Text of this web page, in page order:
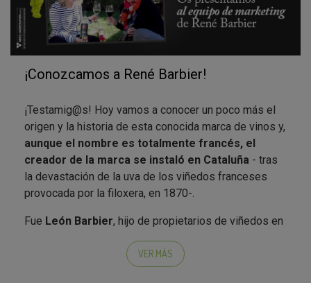
La gama Selección de René Barbier
barrica de roble americano y embotellado durante
mínimo 24 meses; un Crianzade 9 meses en barrica
de roble americano; un Cabernet Sauvignon joven
ganador de 2 Premios Zarcillo; y unblanco
Chardonnaycon aromas frutales y un fondo de notas
de miel.
En elFacebookde los vinos René Barbier podréis
encontrarvídeos y publicaciones muy interesantes
sobre la marca y sus productos, como por ejemplo
una guía de los clásicos de la bodega, los sorteos
maridajes, entre muchas otras cositas curiosas y de
¡Conozcamos a René Barbier!
¡Testamig@s! Hoy vamos a conocer un poco más el
origen y la historia de esta conocida marca de vinos y,
aunque el nombre es totalmente francés, el
creador de la marca se instaló en Cataluña - tras
la devastación de la uva de los viñedos franceses
provocada por la filoxera, en 1870-.
Fue León Barbier, hijo de propietarios de viñedos en
la región de Avignon quien, en 1880,
tierras catalanas y funda su compañía en la
provincia de Tarragona.León Barbier fue el
VER MÁS